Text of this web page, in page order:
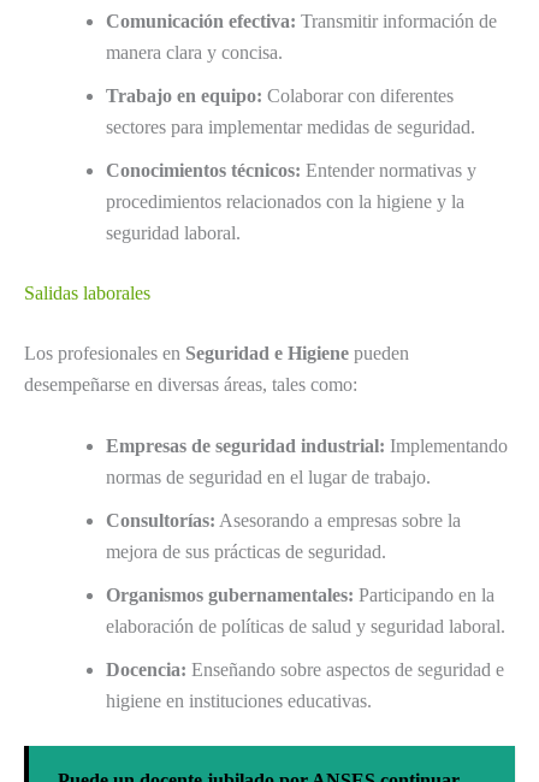
Comunicación efectiva: Transmitir información de
manera clara y concisa.
Trabajo en equipo: Colaborar con diferentes
sectores para implementar medidas de seguridad.
Conocimientos técnicos: Entender normativas y
procedimientos relacionados con la higiene y la
seguridad laboral.
Salidas laborales
Los profesionales en Seguridad e Higiene pueden
desempeñarse en diversas áreas, tales como:
Empresas de seguridad industrial: Implementando
normas de seguridad en el lugar de trabajo.
Consultorías: Asesorando a empresas sobre la
mejora de sus prácticas de seguridad.
Organismos gubernamentales: Participando en la
elaboración de políticas de salud y seguridad laboral.
Docencia: Enseñando sobre aspectos de seguridad e
higiene en instituciones educativas.